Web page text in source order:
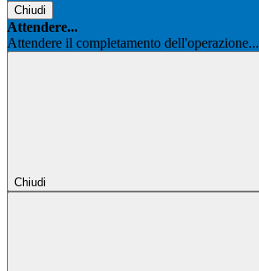
Chiudi
Attendere...
Attendere il completamento dell'operazione...
Chiudi